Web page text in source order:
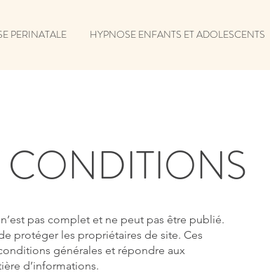
PERINATALE HYPNOSE ENFANTS ET ADOLESCENTS
CONDITIONS
pas complet et ne peut pas être publié.
protéger les propriétaires de site. Ces
générales et répondre aux
d’informations.